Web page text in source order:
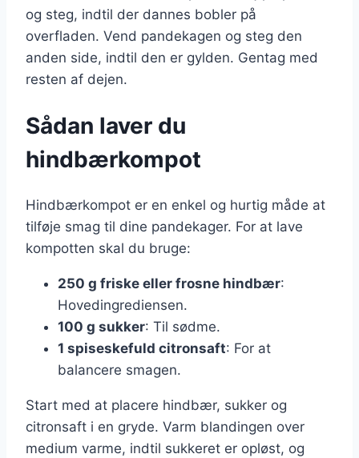
og steg, indtil der dannes bobler på
overfladen. Vend pandekagen og steg den
anden side, indtil den er gylden. Gentag med
resten af dejen.
Sådan laver du
hindbærkompot
Hindbærkompot er en enkel og hurtig måde at
tilføje smag til dine pandekager. For at lave
kompotten skal du bruge:
250 g friske eller frosne hindbær:
Hovedingrediensen.
100 g sukker: Til sødme.
1 spiseskefuld citronsaft: For at
balancere smagen.
Start med at placere hindbær, sukker og
citronsaft i en gryde. Varm blandingen over
medium varme, indtil sukkeret er opløst, og